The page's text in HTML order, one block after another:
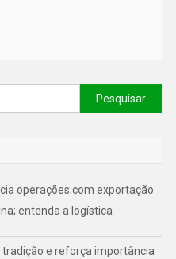
operações com exportação
entenda a logística
e reforça importância